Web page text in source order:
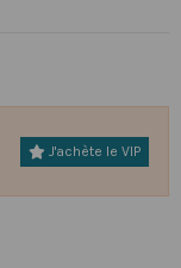
J'achète le VIP